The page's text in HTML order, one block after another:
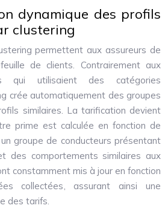
dynamique des profils
clustering
permettent aux assureurs de
de clients. Contrairement aux
qui utilisaient des catégories
crée automatiquement des groupes
similaires. La tarification devient
prime est calculée en fonction de
groupe de conducteurs présentant
des comportements similaires aux
constamment mis à jour en fonction
collectées, assurant ainsi une
des tarifs.